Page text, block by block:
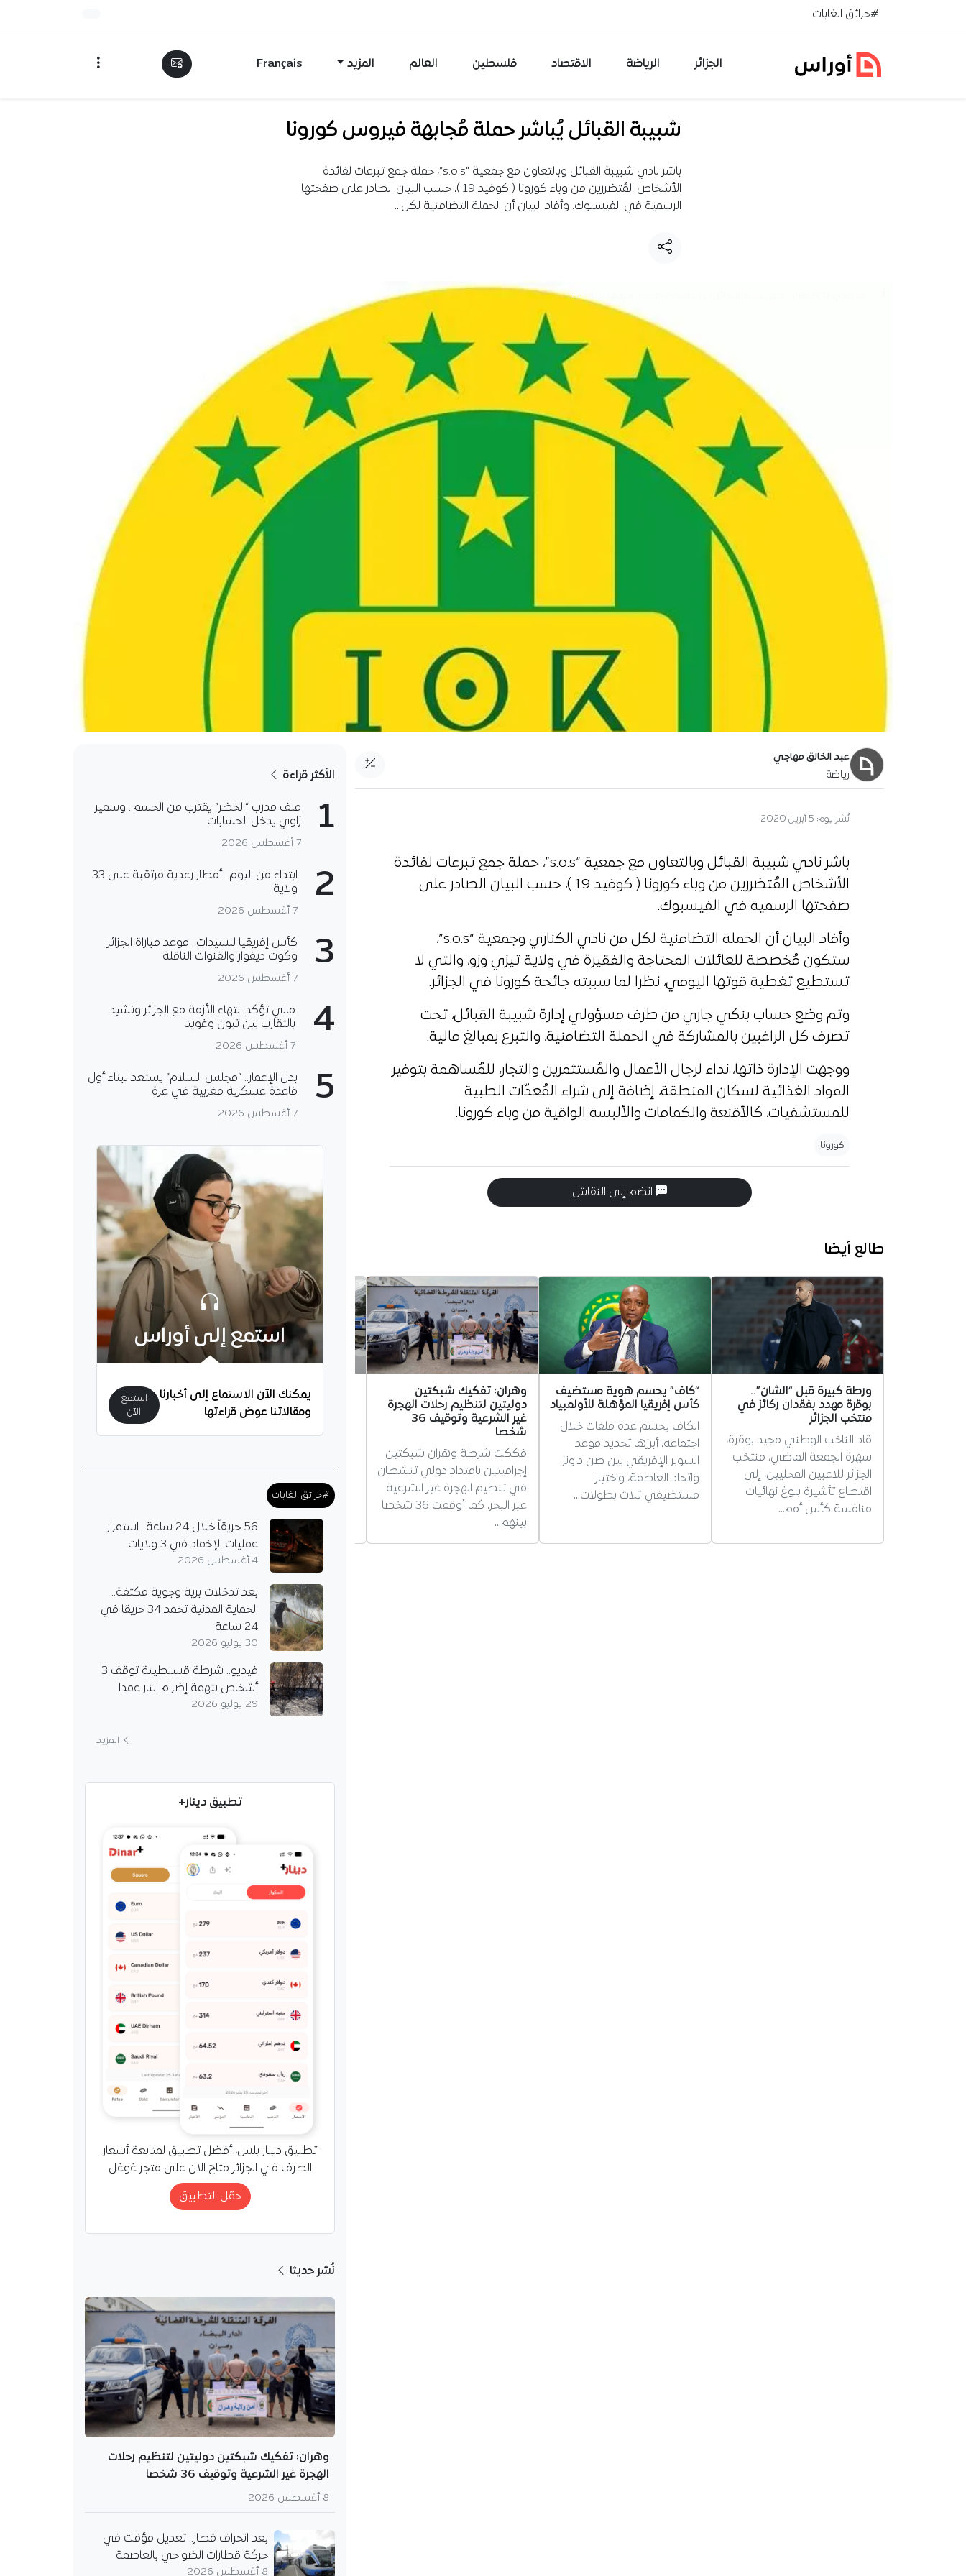
تخطي إلى المحتوى#حرائق الغابات
الجزائر الرياضة الاقتصاد فلسطين العالم المزيد Français
شبيبة القبائل يُباشر حملة مُجابهة فيروس كورونا
باشر نادي شبيبة القبائل وبالتعاون مع جمعية “s.o.s”، حملة جمع تبرعات لفائدة
الأشخاص المُتضررين من وباء كورونا ( كوفيد 19 )، حسب البيان الصادر على صفحتها
الرسمية في الفيسبوك. وأفاد البيان أن الحملة التضامنية لكل…
عبد الخالق مهاجي
رياضة
نُشر يوم: 5 أبريل 2020
باشر نادي شبيبة القبائل وبالتعاون مع جمعية “s.o.s”، حملة جمع تبرعات لفائدة
الأشخاص المُتضررين من وباء كورونا ( كوفيد 19 )، حسب البيان الصادر على
صفحتها الرسمية في الفيسبوك.
وأفاد البيان أن الحملة التضامنية لكل من نادي الكناري وجمعية “s.o.s”،
ستكون مُخصصة للعائلات المحتاجة والفقيرة في ولاية تيزي وزو، والتي لا
تستطيع تغطية قوتها اليومي، نظرا لما سببته جائحة كورونا في الجزائر.
وتم وضع حساب بنكي جاري من طرف مسؤولي إدارة شبيبة القبائل، تحت
تصرف كل الراغبين بالمشاركة في الحملة التضامنية، والتبرع بمبالغ مالية.
ووجهت الإدارة ذاتها، نداء لرجال الأعمال والمُستثمرين والتجار، للمُساهمة بتوفير
المواد الغذائية لسكان المنطقة، إضافة إلى شراء المُعدّات الطبية
للمستشفيات، كالأقنعة والكمامات والألبسة الواقية من وباء كورونا.
كورونا
انضم إلى النقاش
طالع أيضا
ورطة كبيرة قبل “الشان”..
بوقرة مهدد بفقدان ركائز في
منتخب الجزائر
قاد الناخب الوطني مجيد بوقرة،
سهرة الجمعة الماضي، منتخب
الجزائر للاعبين المحليين، إلى
اقتطاع تأشيرة بلوغ نهائيات
منافسة كأس أمم…
“كاف” يحسم هوية مستضيف
كأس إفريقيا المؤهلة للأولمبياد
الكاف يحسم عدة ملفات خلال
اجتماعه، أبرزها تحديد موعد
السوبر الإفريقي بين صن داونز
واتحاد العاصمة، واختيار
مستضيفي ثلاث بطولات…
وهران: تفكيك شبكتين
دوليتين لتنظيم رحلات الهجرة
غير الشرعية وتوقيف 36
شخصا
فككت شرطة وهران شبكتين
إجراميتين بامتداد دولي تنشطان
في تنظيم الهجرة غير الشرعية
عبر البحر، كما أوقفت 36 شخصا
بينهم…
بعد انحراف قطار.. تعديل مؤقت
في حركة قطارات الضواحي
الشركة الوطنية للنقل بالسكك
قطارات الضواحي بالعاصمة بعد
انحراف قطار بين جسر قسنطينة
والحراش.
الأكثر قراءة
1
ملف مدرب “الخضر” يقترب من الحسم.. وسمير
زاوي يدخل الحسابات
7 أغسطس 2026
2
ابتداء من اليوم.. أمطار رعدية مرتقبة على 33
ولاية
7 أغسطس 2026
3
كأس إفريقيا للسيدات.. موعد مباراة الجزائر
وكوت ديفوار والقنوات الناقلة
7 أغسطس 2026
4
مالي تؤكد انتهاء الأزمة مع الجزائر وتشيد
بالتقارب بين تبون وغويتا
7 أغسطس 2026
5
بدل الإعمار.. “مجلس السلام” يستعد لبناء أول
قاعدة عسكرية مغربية في غزة
7 أغسطس 2026
استمع إلى أوراس
يمكنك الآن الاستماع إلى أخبارنا
ومقالاتنا عوض قراءتها
استمع
الآن
#حرائق الغابات
56 حريقاً خلال 24 ساعة.. استمرار
عمليات الإخماد في 3 ولايات
4 أغسطس 2026
بعد تدخلات برية وجوية مكثفة..
الحماية المدنية تخمد 34 حريقا في
24 ساعة
30 يوليو 2026
فيديو.. شرطة قسنطينة توقف 3
أشخاص بتهمة إضرام النار عمدا
29 يوليو 2026
المزيد
تطبيق دينار+
تطبيق دينار بلس، أفضل تطبيق لمتابعة أسعار
الصرف في الجزائر متاح الآن على متجر غوغل
حمّل التطبيق
نُشر حديثا
وهران: تفكيك شبكتين دوليتين لتنظيم رحلات
الهجرة غير الشرعية وتوقيف 36 شخصا
8 أغسطس 2026
بعد انحراف قطار.. تعديل مؤقت في
حركة قطارات الضواحي بالعاصمة
8 أغسطس 2026